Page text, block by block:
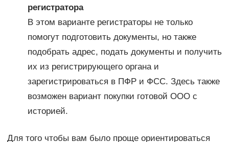
регистратора
В этом варианте регистраторы не только
помогут подготовить документы, но также
подобрать адрес, подать документы и получить
их из регистрирующего органа и
зарегистрироваться в ПФР и ФСС. Здесь также
возможен вариант покупки готовой ООО с
историей.
Для того чтобы вам было проще ориентироваться